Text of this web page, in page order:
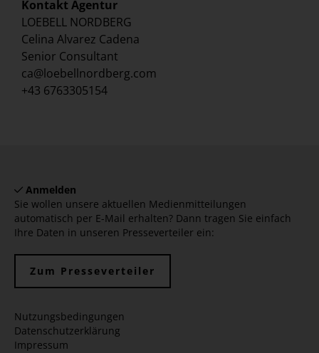
Kontakt Agentur
LOEBELL NORDBERG
Celina Alvarez Cadena
Senior Consultant
ca@loebellnordberg.com
+43 6763305154
Anmelden
Sie wollen unsere aktuellen Medienmitteilungen
automatisch per E-Mail erhalten? Dann tragen Sie einfach
Ihre Daten in unseren Presseverteiler ein:
Zum Presseverteiler
Nutzungsbedingungen
Datenschutzerklärung
Impressum